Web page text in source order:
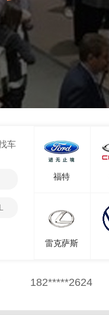
车
福特
雷克萨斯